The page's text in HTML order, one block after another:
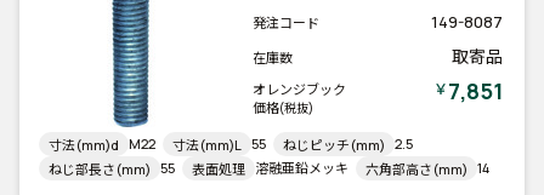
発注コード 149-8087
在庫数 取寄品
オレンジブック
価格(税抜)
￥7,851
寸法(mm)d M22 寸法(mm)L 55 ねじピッチ(mm) 2.5
ねじ部長さ(mm) 55 表面処理 溶融亜鉛メッキ 六角部高さ(mm) 14